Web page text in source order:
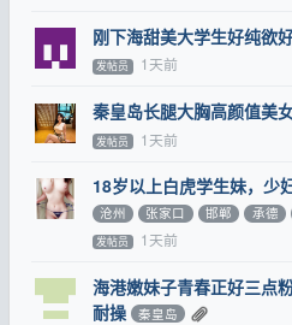
刚下海甜美大学生好纯欲
发帖员 1天前
秦皇岛长腿大胸高颜值美
发帖员 1天前
18岁以上白虎学生妹，少
沧州
张家口 邯郸 承德
发帖员 1天前
海港嫩妹子青春正好三点
耐操
秦皇岛